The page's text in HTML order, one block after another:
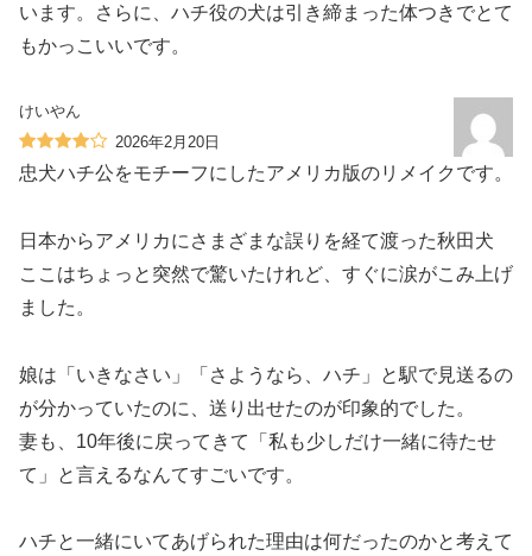
います。さらに、ハチ役の犬は引き締まった体つきでとて
もかっこいいです。
けいやん
2026年2月20日
忠犬ハチ公をモチーフにしたアメリカ版のリメイクです。
日本からアメリカにさまざまな誤りを経て渡った秋田犬
ここはちょっと突然で驚いたけれど、すぐに涙がこみ上げ
ました。
娘は「いきなさい」「さようなら、ハチ」と駅で見送るの
が分かっていたのに、送り出せたのが印象的でした。
妻も、10年後に戻ってきて「私も少しだけ一緒に待たせ
て」と言えるなんてすごいです。
ハチと一緒にいてあげられた理由は何だったのかと考えて